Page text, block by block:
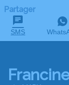
Partager
SMS